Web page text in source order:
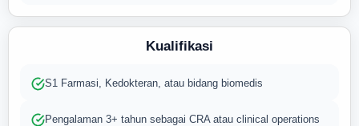
Kualifikasi
S1 Farmasi, Kedokteran, atau bidang biomedis
Pengalaman 3+ tahun sebagai CRA atau clinical operations